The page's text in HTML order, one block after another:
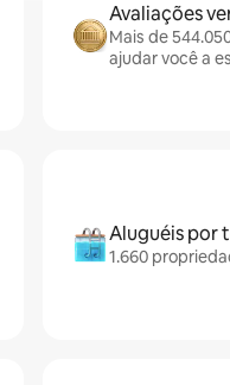
Avaliações
Mais de
ajudar você a
Aluguéis por
1.660